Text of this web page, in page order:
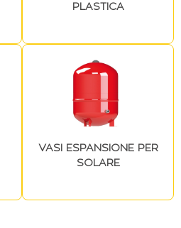
PLASTICA
VASI ESPANSIONE PER
SOLARE